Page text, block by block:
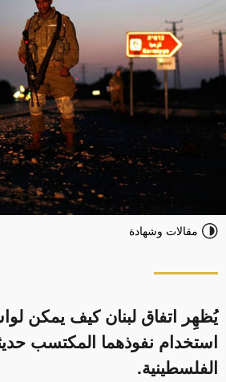
مقالات وشهادة
يُظهِر اتفاق لبنان كيف يمكن
استخدام نفوذهما المكتسب
الفلسطينية.